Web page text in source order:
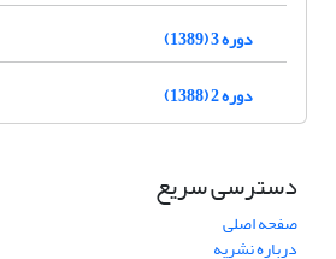
دوره 3 (1389)
دوره 2 (1388)
دسترسی سریع
صفحه اصلی
درباره نشریه